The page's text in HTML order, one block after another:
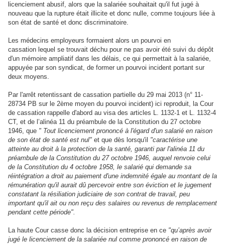
licenciement abusif, alors que la salariée souhaitait qu'il fut jugé à
nouveau que la rupture était illicite et donc nulle, comme toujours liée à
son état de santé et donc discriminatoire.
Les médecins employeurs formaient alors un pourvoi en
cassation lequel se trouvait déchu pour ne pas avoir été suivi du dépôt
d'un mémoire ampliatif dans les délais, ce qui permettait à la salariée,
appuyée par son syndicat, de former un pourvoi incident portant sur
deux moyens.
Par l'arrêt retentissant de cassation partielle du 29 mai 2013 (n° 11-
28734 PB sur le 2ème moyen du pourvoi incident) ici reproduit, la Cour
de cassation rappelle d'abord au visa des articles L. 1132-1 et L. 1132-4
CT, et de l’alinéa 11 du préambule de la Constitution du 27 octobre
1946, que " Tout licenciement prononcé à l'égard d'un salarié en raison
de son état de santé est nul" et que dès lorsqu'il "caractérise une
atteinte au droit à la protection de la santé, garanti par l'alinéa 11 du
préambule de la Constitution du 27 octobre 1946, auquel renvoie celui
de la Constitution du 4 octobre 1958, le salarié qui demande sa
réintégration a droit au paiement d'une indemnité égale au montant de la
rémunération qu'il aurait dû percevoir entre son éviction et le jugement
constatant la résiliation judiciaire de son contrat de travail, peu
important qu'il ait ou non reçu des salaires ou revenus de remplacement
pendant cette période".
La haute Cour casse donc la décision entreprise en ce "qu’après avoir
jugé le licenciement de la salariée nul comme prononcé en raison de